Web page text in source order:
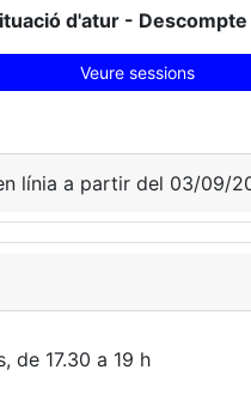
d'atur - Descompte
Veure sessions
línia a partir del 03/09/
de 17.30 a 19 h